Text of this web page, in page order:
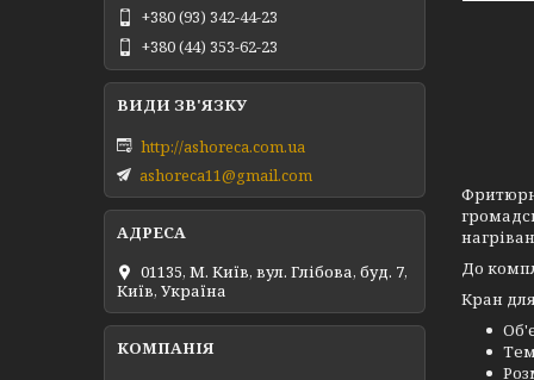
До
Кран
+380 (93) 342-44-23
+380 (44) 353-62-23
http://ashoreca.com.ua
ashoreca11@gmail.com
01135, М. Київ, вул. Глібова, буд. 7,
Київ, Україна